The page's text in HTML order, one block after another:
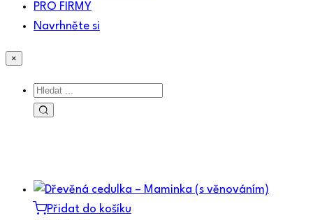
PRO FIRMY
Navrhněte si
×
Přidat do košíku